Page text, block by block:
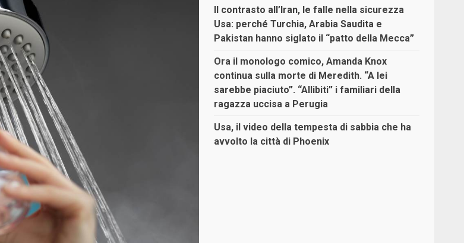
Il contrasto all’Iran, le falle nella sicurezza
Usa: perché Turchia, Arabia Saudita e
Pakistan hanno siglato il “patto della Mecca”
Ora il monologo comico, Amanda Knox
continua sulla morte di Meredith. “A lei
sarebbe piaciuto”. “Allibiti” i familiari della
ragazza uccisa a Perugia
Usa, il video della tempesta di sabbia che ha
avvolto la città di Phoenix